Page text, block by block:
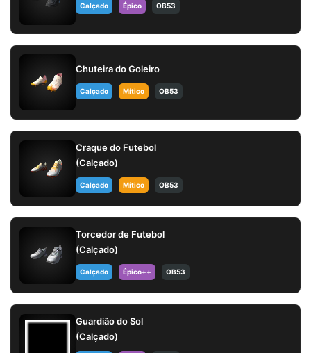
Calçado Épico OB53
Chuteira do Goleiro
Calçado Mítico OB53
Craque do Futebol
(Calçado)
Calçado Mítico OB53
Torcedor de Futebol
(Calçado)
Calçado Épico++ OB53
Guardião do Sol
(Calçado)